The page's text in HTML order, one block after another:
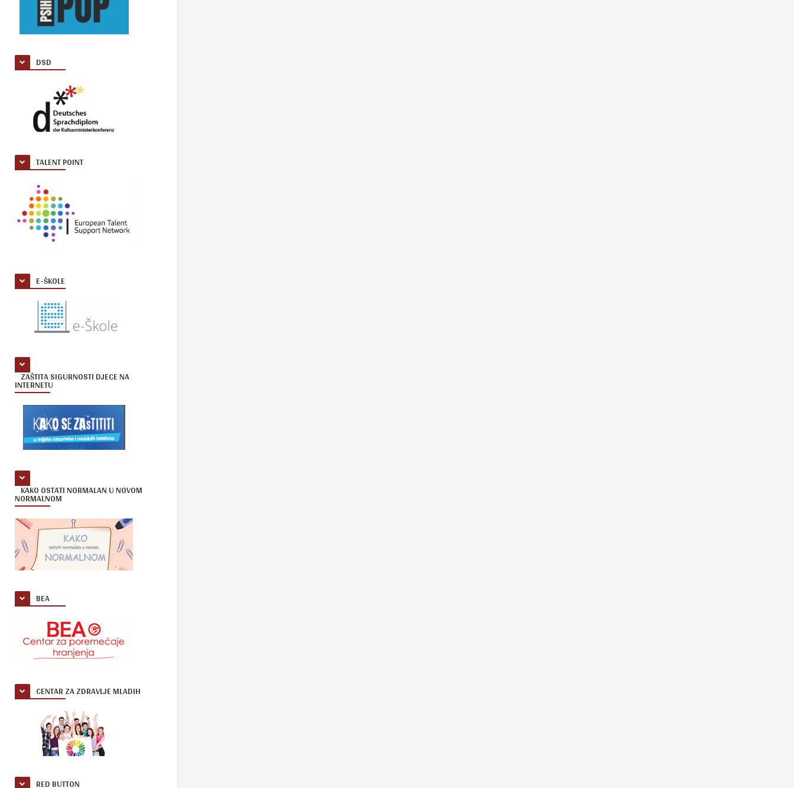
DSD
TALENT POINT
E-ŠKOLE
ZAŠTITA SIGURNOSTI DJECE NA
INTERNETU
KAKO OSTATI NORMALAN U NOVOM
NORMALNOM
BEA
CENTAR ZA ZDRAVLJE MLADIH
RED BUTTON